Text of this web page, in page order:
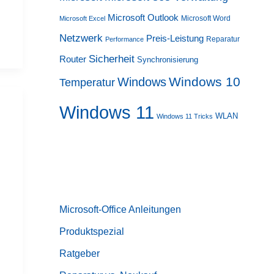
Microsoft Excel Microsoft Outlook Microsoft Word
Netzwerk Performance Preis-Leistung Reparatur
Router Sicherheit Synchronisierung
Temperatur WindowsWindows 10
Windows 11 Windows 11 Tricks WLAN
Microsoft-Office Anleitungen
Produktspezial
Ratgeber